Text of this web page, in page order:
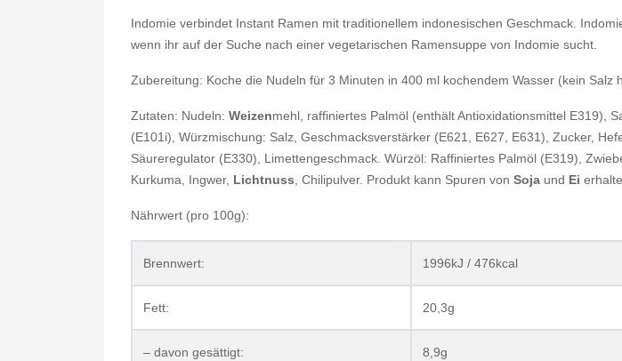
Indomie verbindet Instant Ramen mit traditionellem indonesischen Geschmack.
wenn ihr auf der Suche nach einer vegetarischen Ramensuppe von Indomie sucht.
Zubereitung: Koche die Nudeln für 3 Minuten in 400 ml kochendem Wasser (kein
Zutaten: Nudeln: Weizenmehl, raffiniertes Palmöl (enthält Antioxidationsmittel E319),
(E101i), Würzmischung: Salz, Geschmacksverstärker (E621, E627, E631), Zucker,
Säureregulator (E330), Limettengeschmack. Würzöl: Raffiniertes Palmöl (E319),
Kurkuma, Ingwer, Lichtnuss, Chilipulver. Produkt kann Spuren von Soja und Ei
Nährwert (pro 100g):
Brennwert: 1996kJ / 476kcal
Fett: 20,3g
– davon gesättigt: 8,9g